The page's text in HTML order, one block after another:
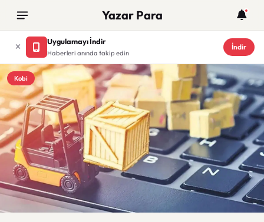
Yazar Para
Uygulamayı İndir
Haberleri anında takip edin
İndir
Kobi